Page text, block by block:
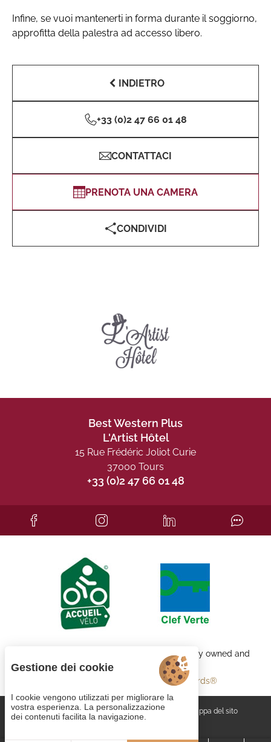
Infine, se vuoi mantenerti in forma durante il soggiorno,
approfitta della palestra ad accesso libero.
INDIETRO
+33 (0)2 47 66 01 48
CONTATTACI
PRENOTA UNA CAMERA
CONDIVIDI
Best Western Plus
L'Artist Hôtel
15 Rue Frédéric Joliot Curie
37000 Tours
+33 (0)2 47 66 01 48
Each BWH℠ Hotels property is independently owned and
Best Western Rewards®
Gestione dei cookie CGV Note legali
Mappa del sito
Juliana Web créateur
Gestione dei cookie
I cookie vengono utilizzati per migliorare la
vostra esperienza. La personalizzazione
dei contenuti facilita la navigazione.